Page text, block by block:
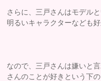
さらに、三戸さんはモデル
明るいキャラクターなども
なので、三戸さんは嫌いと
さんのことが好きという下